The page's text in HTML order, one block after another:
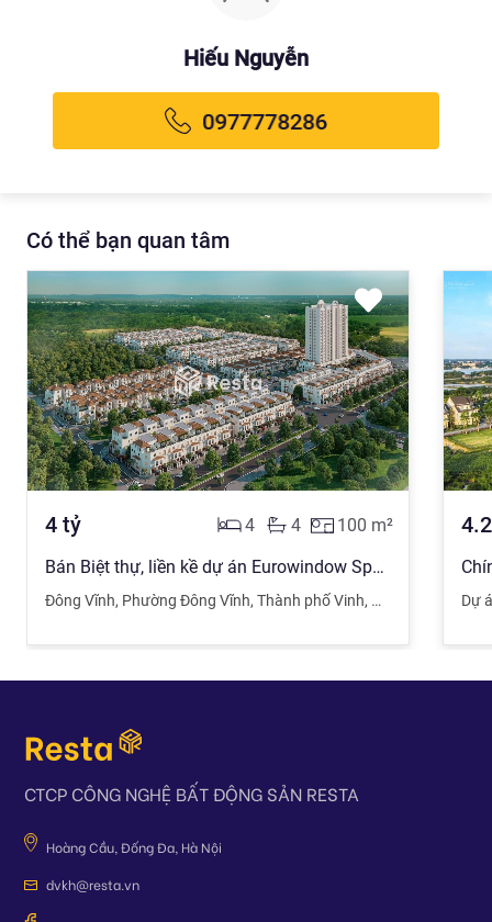
Hiếu Nguyễn
Có thể bạn quan tâm
4 tỷ 100 m²
4
4
Bán Biệt thự, liền kề dự án Eurowindow Sport Garden - Đông Vĩnh, TP Vinh
Đông Vĩnh, Phường Đông Vĩnh, Thành phố Vinh, Nghệ An Dự
CTCP CÔNG NGHỆ BẤT ĐỘNG SẢN RESTA
Hoàng Cầu, Đống Đa, Hà Nội
dvkh@resta.vn